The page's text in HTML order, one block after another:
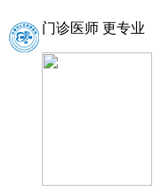
门诊医师 更专业